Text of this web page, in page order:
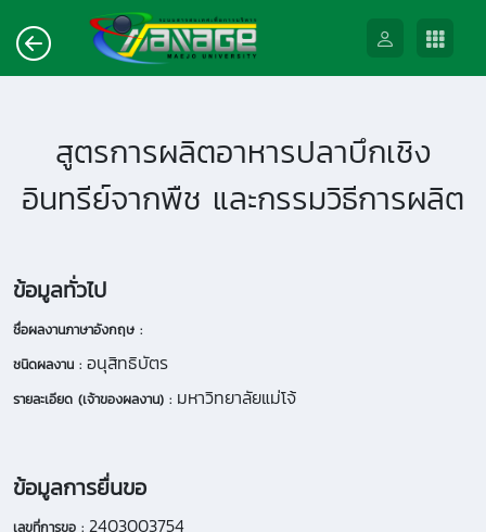
สูตรการผลิตอาหารปลาบึกเชิง
อินทรีย์จากพืช และกรรมวิธีการผลิต
ข้อมูลทั่วไป
ชื่อผลงานภาษาอังกฤษ :
ชนิดผลงาน : อนุสิทธิบัตร
รายละเอียด (เจ้าของผลงาน) : มหาวิทยาลัยแม่โจ้
ข้อมูลการยื่นขอ
เลขที่การขอ : 2403003754